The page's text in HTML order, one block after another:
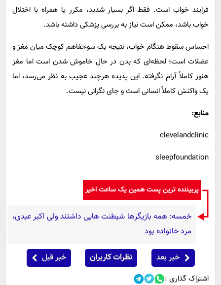
فرایند خواب است. فقط اگر بسیار شدید، مکرر یا همراه با اختلال
خواب باشد، ممکن است نیاز به بررسی پزشکی داشته باشد.
احساس سقوط هنگام خواب، نتیجه یک سوءتفاهم کوچک میان مغز و
عضلات است؛ لحظه‌ای که بدن در حال خاموش شدن است اما مغز
هنوز کاملاً آرام نگرفته. این پدیده هرچند عجیب به نظر می‌رسد، اما
یک واکنش کاملاً انسانی است و جای نگرانی نیست.
منابع:
clevelandclinic
sleepfoundation
پربیننده ترین پست همین یک ساعت اخیر
خمسه: همه بازیگرها شیطنت هایی داشتند ولی اکبر عبدی،
مرد خانواده بود
خبر بعد نظرات کاربران خبر قبل
اشتراک گذاری :